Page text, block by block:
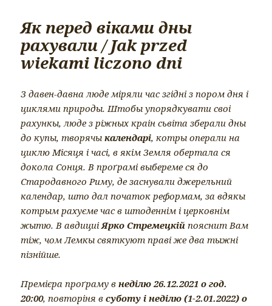
Як перед віками дны
рахували / Jak przed
wiekami liczono dni
З давен-давна люде міряли час згідні з пором дня і
циклями природы. Штобы упорядкувати своі
рахункы, люде з ріжных краін сьвіта зберали дны
до купы, творячыкалендарі, котры операли на
циклю Місяця і часі, в якім Земля обертала ся
докола Сонця. В проґрамі выбереме ся до
Стародавного Риму, де заснували джерельний
календар, што дал початок реформам, за вдякы
котрым рахуєме час в штоденнім і церковнім
жытю. В авдициіЯрко Стремецкій пояснит Вам
тіж, чом Лемкы святкуют праві же два тыжні
пізнійше.
Премієра проґраму внеділю 26.12.2021 о год.
20:00, повторіня всуботу і неділю (1-2.01.2022) о